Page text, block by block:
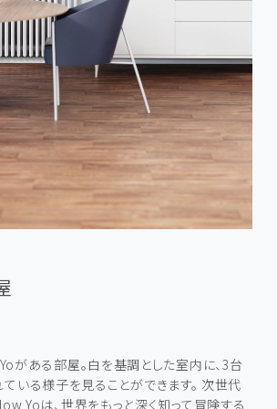
ある部屋。白を基調とした室内に、3台
いる様子を見ることができます。 次世代
Yoは、世界をもっと深く知って冒険する